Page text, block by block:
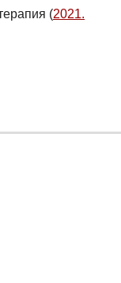
(2021.